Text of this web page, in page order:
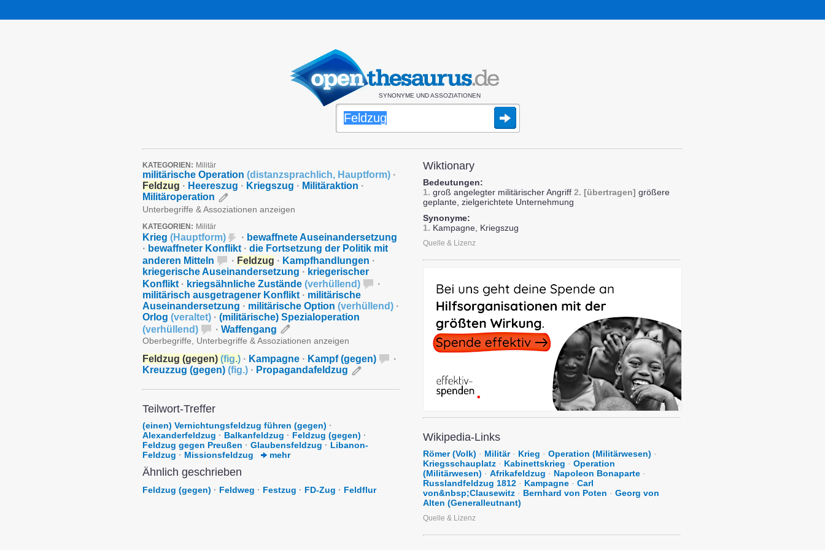
SYNONYME UND ASSOZIATIONEN
KATEGORIEN: Militär
militärische Operation (distanzsprachlich, Hauptform) ·
Feldzug · Heereszug · Kriegszug · Militäraktion ·
Militäroperation
Unterbegriffe & Assoziationen anzeigen
KATEGORIEN: Militär
Krieg (Hauptform) · bewaffnete Auseinandersetzung
· bewaffneter Konflikt · die Fortsetzung der Politik mit
anderen Mitteln
· Feldzug · Kampfhandlungen ·
kriegerische Auseinandersetzung · kriegerischer
Konflikt · kriegsähnliche Zustände (verhüllend)
·
militärisch ausgetragener Konflikt · militärische
Auseinandersetzung · militärische Option (verhüllend) ·
Orlog (veraltet) · (militärische) Spezialoperation
(verhüllend) · Waffengang
Oberbegriffe, Unterbegriffe & Assoziationen anzeigen
Feldzug (gegen) (fig.) · Kampagne · Kampf (gegen)
·
Kreuzzug (gegen) (fig.) · Propagandafeldzug
Teilwort-Treffer
(einen) Vernichtungsfeldzug führen (gegen) ·
Alexanderfeldzug · Balkanfeldzug · Feldzug (gegen) ·
Feldzug gegen Preußen · Glaubensfeldzug · Libanon-
Feldzug · Missionsfeldzug mehr
Ähnlich geschrieben
Feldzug (gegen) · Feldweg · Festzug · FD-Zug · Feldflur
Wiktionary
Bedeutungen:
1. groß angelegter militärischer Angriff 2. [übertragen] größere
geplante, zielgerichtete Unternehmung
Synonyme:
1. Kampagne, Kriegszug
Quelle & Lizenz
Wikipedia-Links
Römer (Volk) · Militär· Krieg · Operation (Militärwesen) ·
Kriegsschauplatz · Kabinettskrieg · Operation
(Militärwesen) · Afrikafeldzug · Napoleon Bonaparte ·
Russlandfeldzug 1812 · Kampagne · Carl
von&nbsp;Clausewitz · Bernhard von Poten · Georg von
Alten (Generalleutnant)
Quelle & Lizenz